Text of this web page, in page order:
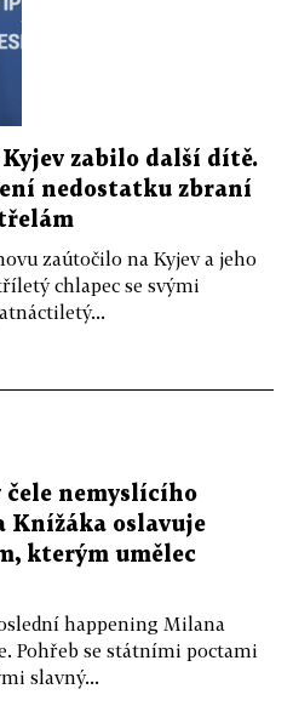
zabilo další dítě.
nedostatku zbraní
zaútočilo na Kyjev a jeho
chlapec se svými
nemyslícího
Knížáka oslavuje
kterým umělec
happening Milana
Pohřeb se státními poctami
slavný...